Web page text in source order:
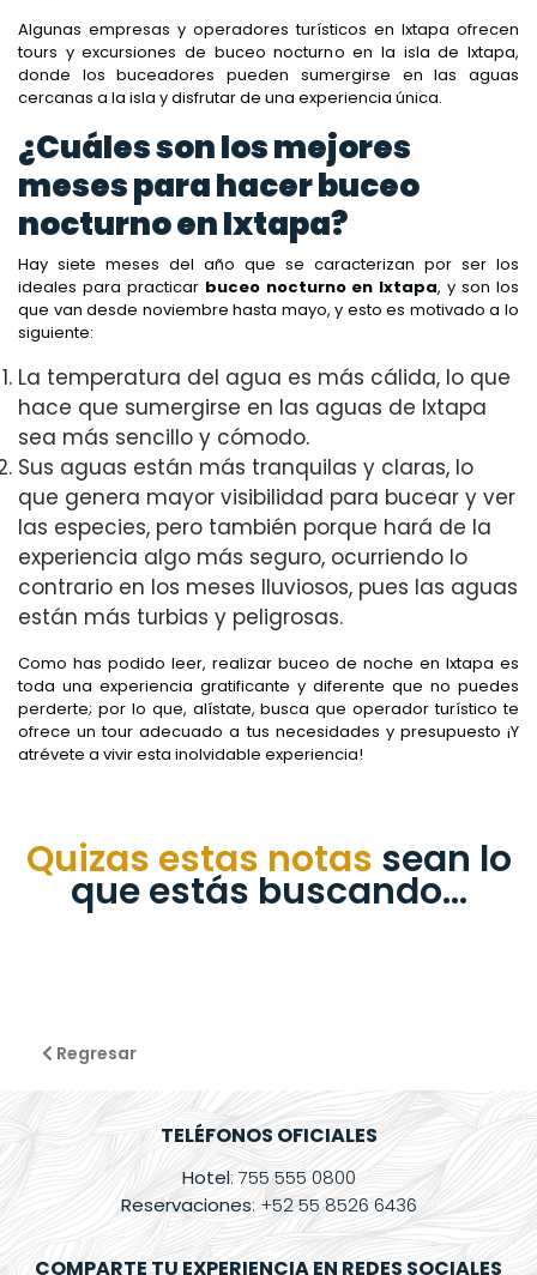
Algunas empresas y operadores turísticos en Ixtapa ofrecen
tours y excursiones de buceo nocturno en la isla de Ixtapa,
donde los buceadores pueden sumergirse en las aguas
cercanas a la isla y disfrutar de una experiencia única.
¿Cuáles son los mejores
meses para hacer buceo
nocturno en Ixtapa?
Hay siete meses del año que se caracterizan por ser los
ideales para practicar buceo nocturno en Ixtapa, y son los
que van desde noviembre hasta mayo, y esto es motivado a lo
siguiente:
La temperatura del agua es más cálida, lo que
hace que sumergirse en las aguas de Ixtapa
sea más sencillo y cómodo.
Sus aguas están más tranquilas y claras, lo
que genera mayor visibilidad para bucear y ver
las especies, pero también porque hará de la
experiencia algo más seguro, ocurriendo lo
contrario en los meses lluviosos, pues las aguas
están más turbias y peligrosas.
Como has podido leer, realizar buceo de noche en Ixtapa es
toda una experiencia gratificante y diferente que no puedes
perderte; por lo que, alístate, busca que operador turístico te
ofrece un tour adecuado a tus necesidades y presupuesto ¡Y
atrévete a vivir esta inolvidable experiencia!
Quizas estas notas sean lo
que estás buscando...
Regresar
TELÉFONOS OFICIALES
Hotel: 755 555 0800
Reservaciones: +52 55 8526 6436
COMPARTE TU EXPERIENCIA EN REDES SOCIALES